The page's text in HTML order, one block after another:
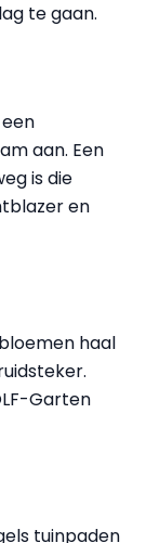
te gaan.
aan. Een
is die
en
haal
Garten
tuinpaden